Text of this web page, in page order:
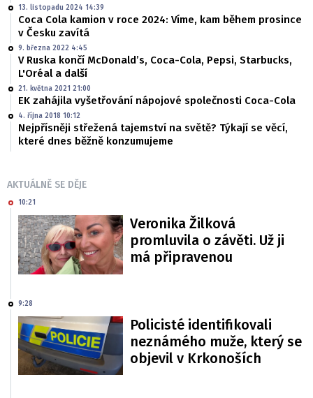
13. listopadu 2024 14:39
Coca Cola kamion v roce 2024: Víme, kam během prosince
v Česku zavítá
9. března 2022 4:45
V Ruska končí McDonald’s, Coca-Cola, Pepsi, Starbucks,
L'Oréal a další
21. května 2021 21:00
EK zahájila vyšetřování nápojové společnosti Coca-Cola
4. října 2018 10:12
Nejpřísněji střežená tajemství na světě? Týkají se věcí,
které dnes běžně konzumujeme
AKTUÁLNĚ SE DĚJE
10:21
Veronika Žilková
promluvila o závěti. Už ji
má připravenou
9:28
Policisté identifikovali
neznámého muže, který se
objevil v Krkonoších